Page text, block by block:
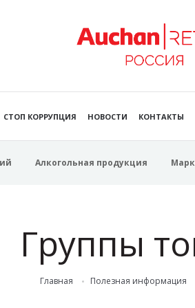
СТОП КОРРУПЦИЯ НОВОСТИ КОНТАКТЫ
Алкогольная продукция
Группы
Главная Полезная информация